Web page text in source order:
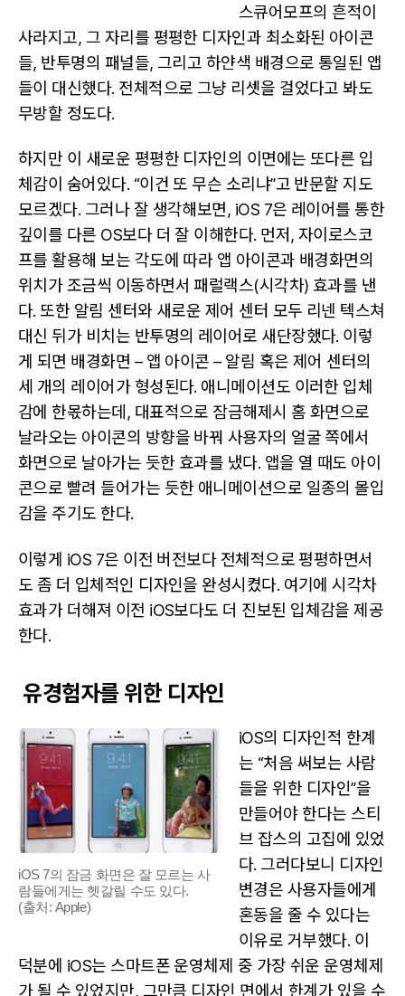
스큐어모프의 흔적이
사라지고, 그 자리를 평평한 디자인과 최소화된 아이콘
들, 반투명의 패널들, 그리고 하얀색 배경으로 통일된 앱
들이 대신했다. 전체적으로 그냥 리셋을 걸었다고 봐도
무방할 정도다.
하지만 이 새로운 평평한 디자인의 이면에는 또다른 입
체감이 숨어있다. “이건 또 무슨 소리냐”고 반문할 지도
모르겠다. 그러나 잘 생각해보면, iOS 7은 레이어를 통한
깊이를 다른 OS보다 더 잘 이해한다. 먼저, 자이로스코
프를 활용해 보는 각도에 따라 앱 아이콘과 배경화면의
위치가 조금씩 이동하면서 패럴랙스(시각차) 효과를 낸
다. 또한 알림 센터와 새로운 제어 센터 모두 리넨 텍스쳐
대신 뒤가 비치는 반투명의 레이어로 새단장했다. 이렇
게 되면 배경화면 – 앱 아이콘 – 알림 혹은 제어 센터의
세 개의 레이어가 형성된다. 애니메이션도 이러한 입체
감에 한몫하는데, 대표적으로 잠금해제시 홈 화면으로
날라오는 아이콘의 방향을 바꿔 사용자의 얼굴 쪽에서
화면으로 날아가는 듯한 효과를 냈다. 앱을 열 때도 아이
콘으로 빨려 들어가는 듯한 애니메이션으로 일종의 몰입
감을 주기도 한다.
이렇게 iOS 7은 이전 버전보다 전체적으로 평평하면서
도 좀 더 입체적인 디자인을 완성시켰다. 여기에 시각차
효과가 더해져 이전 iOS보다도 더 진보된 입체감을 제공
한다.
유경험자를 위한 디자인
iOS 7의 잠금 화면은 잘 모르는 사
람들에게는 헷갈릴 수도 있다.
(출처: Apple)
iOS의 디자인적 한계
는 “처음 써보는 사람
들을 위한 디자인”을
만들어야 한다는 스티
브 잡스의 고집에 있었
다. 그러다보니 디자인
변경은 사용자들에게
혼동을 줄 수 있다는
이유로 거부했다. 이
덕분에 iOS는 스마트폰 운영체제 중 가장 쉬운 운영체제
가 될 수 있었지만, 그만큼 디자인 면에서 한계가 있을 수